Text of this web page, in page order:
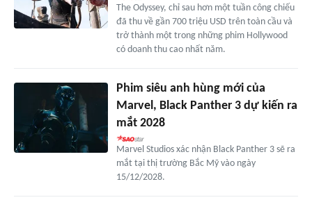
The Odyssey, chỉ sau hơn một tuần công chiếu
đã thu về gần 700 triệu USD trên toàn cầu và
trở thành một trong những phim Hollywood
có doanh thu cao nhất năm.
Phim siêu anh hùng mới của
Marvel, Black Panther 3 dự kiến ra
mắt 2028
Marvel Studios xác nhận Black Panther 3 sẽ ra
mắt tại thị trường Bắc Mỹ vào ngày
15/12/2028.